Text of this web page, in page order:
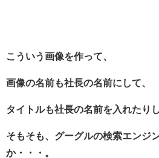
こういう画像を作って、
画像の名前も社長の名前にして、
タイトルも社長の名前を入れたり
そもそも、グーグルの検索エンジ
か・・・。